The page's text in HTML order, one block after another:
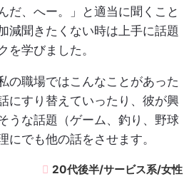
だ、へー。」と適当に聞くこと
減聞きたくない時は上手に話題
を学びました。
の職場ではこんなことがあった
にすり替えていったり、彼が興
うな話題（ゲーム、釣り、野球
にでも他の話をさせます。
20代後半/サービス系/女性